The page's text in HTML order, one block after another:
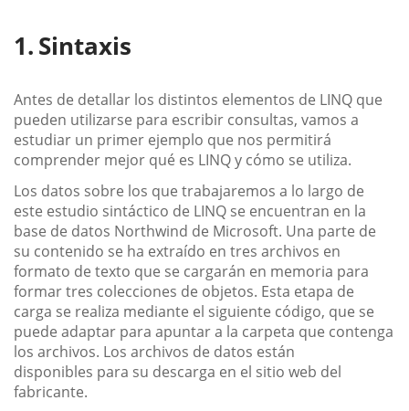
Sintaxis
Antes de detallar los distintos elementos de LINQ que
pueden utilizarse para escribir consultas, vamos a
estudiar un primer ejemplo que nos permitirá
comprender mejor qué es LINQ y cómo se utiliza.
Los datos sobre los que trabajaremos a lo largo de
este estudio sintáctico de LINQ se encuentran en la
base de datos Northwind de Microsoft. Una parte de
su contenido se ha extraído en tres archivos en
formato de texto que se cargarán en memoria para
formar tres colecciones de objetos. Esta etapa de
carga se realiza mediante el siguiente código, que se
puede adaptar para apuntar a la carpeta que contenga
los archivos. Los archivos de datos están
disponibles para su descarga en el sitio web del
fabricante.